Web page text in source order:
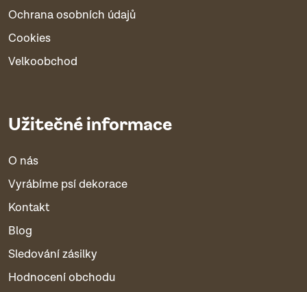
Ochrana osobních údajů
Cookies
Velkoobchod
Užitečné informace
O nás
Vyrábíme psí dekorace
Kontakt
Blog
Sledování zásilky
Hodnocení obchodu